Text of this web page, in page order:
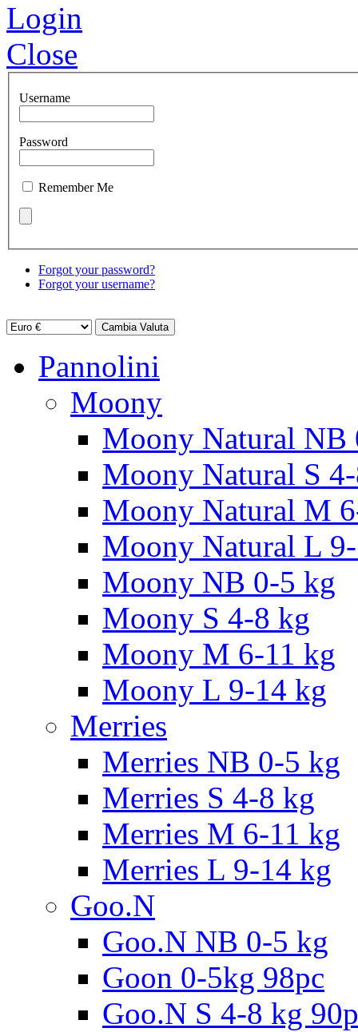
Login
Close
Username
Password
Remember Me
Forgot your password?
Forgot your username?
Pannolini
Moony
Moony Natural NB
Moony Natural S
Moony Natural M
Moony Natural L
Moony NB 0-5 kg
Moony S 4-8 kg
Moony M 6-11 kg
Moony L 9-14 kg
Merries
Merries NB 0-5 kg
Merries S 4-8 kg
Merries M 6-11 kg
Merries L 9-14 kg
Goo.N
Goo.N NB 0-5 kg
Goon 0-5kg 98pc
Goo.N S 4-8 kg